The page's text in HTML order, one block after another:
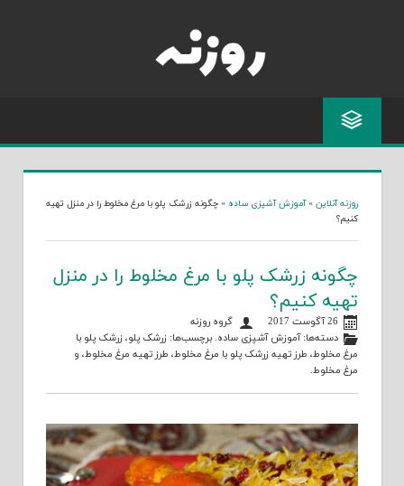
روزنه آنلاین »آموزش آشپزی ساده » چگونه زرشک پلو با مرغ مخلوط را در منزل تهیه
کنیم؟
چگونه زرشک پلو با مرغ مخلوط را در منزل
تهیه کنیم؟
26 آگوست 2017
گروه روزنه
دسته‌ها:آموزش آشپزی ساده. برچسب‌ها: زرشک پلو، زرشک پلو با
مرغ مخلوط، طرز تهیه زرشک پلو با مرغ مخلوط، طرز تهیه مرغ مخلوط، و
مرغ مخلوط.